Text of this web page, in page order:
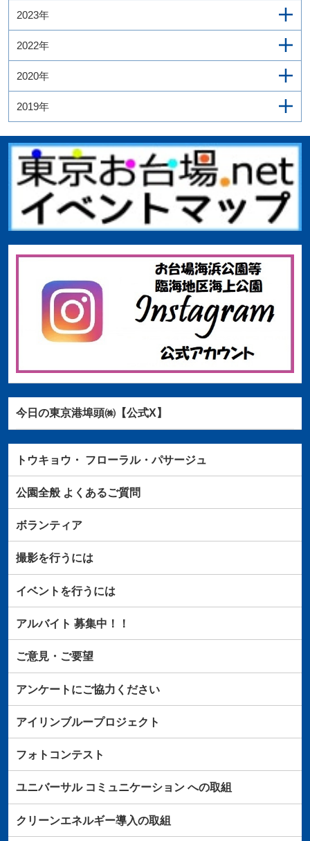
2023年
2022年
2020年
2019年
今日の東京港埠頭㈱【公式X】
トウキョウ・ フローラル・パサージュ
公園全般よくあるご質問
ボランティア
撮影を行うには
イベントを行うには
アルバイト 募集中！！
ご意見・ご要望
アンケートにご協力ください
アイリンブループロジェクト
フォトコンテスト
ユニバーサルコミュニケーションへの取組
クリーンエネルギー導入の取組